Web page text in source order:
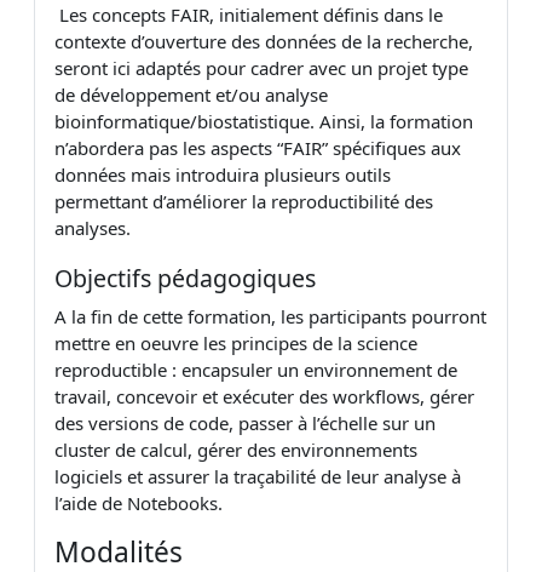
Les concepts FAIR, initialement définis dans le
contexte d’ouverture des données de la recherche,
seront ici adaptés pour cadrer avec un projet type
de développement et/ou analyse
bioinformatique/biostatistique. Ainsi, la formation
n’abordera pas les aspects “FAIR” spécifiques aux
données mais introduira plusieurs outils
permettant d’améliorer la reproductibilité des
analyses.
Objectifs pédagogiques
A la fin de cette formation, les participants pourront
mettre en oeuvre les principes de la science
reproductible : encapsuler un environnement de
travail, concevoir et exécuter des workflows, gérer
des versions de code, passer à l’échelle sur un
cluster de calcul, gérer des environnements
logiciels et assurer la traçabilité de leur analyse à
l’aide de Notebooks.
Modalités